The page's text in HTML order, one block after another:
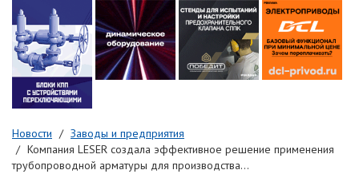
Новости
Заводы и предприятия
Компания LESER создала эффективное решение применения
трубопроводной арматуры для производства...